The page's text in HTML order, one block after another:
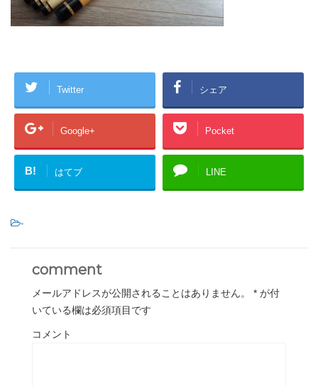
Twitter シェア
Google+ Pocket
B! はてブ LINE
-
comment
メールアドレスが公開されることはありません。 * が付
いている欄は必須項目です
コメント